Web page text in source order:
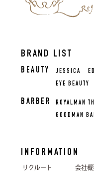
BRAND LIST
BEAUTY JESSICA
EYE BEAUTY
BARBER
ROYALMAN
GOODMAN
INFORMATION
リクルート 会社概